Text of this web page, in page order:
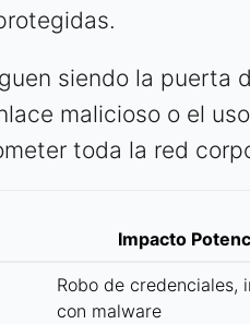
siendo la puerta
malicioso o el
toda la red
Impacto
Robo de credenciales,
con malware